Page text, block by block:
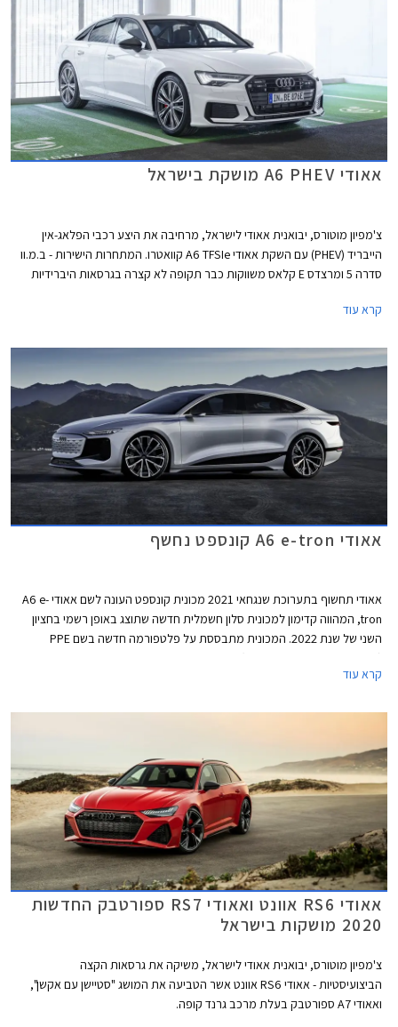
אאודי A6 PHEV מושקת בישראל
צ'מפיון מוטורס, יבואנית אאודי לישראל, מרחיבה את היצע רכבי הפלאג-אין
הייבריד (PHEV) עם השקת אאודי A6 TFSIe קוואטרו. המתחרות הישירות - ב.מ.וו
סדרה 5 ומרצדס E קלאס משווקות כבר תקופה לא קצרה בגרסאות היברידיות
ביחס לגרסאות בנזין מקבילות.
קרא עוד
אאודי A6 e-tron קונספט נחשף
אאודי תחשוף בתערוכת שנגחאי 2021 מכונית קונספט העונה לשם אאודי A6 e-
tron, המהווה קדימון למכונית סלון חשמלית חדשה שתוצג באופן רשמי בחציון
השני של שנת 2022. המכונית מתבססת על פלטפורמה חדשה בשם PPE
שתתחרה בדגמים כגון טסלה מודל S, וברכבי סלון חשמליים נוספים שיגיעו לשוק
קרא עוד
אאודי RS6 אוונט ואאודי RS7 ספורטבק החדשות
2020 מושקות בישראל
צ'מפיון מוטורס, יבואנית אאודי לישראל, משיקה את גרסאות הקצה
הביצועיסטיות - אאודי RS6 אוונט אשר הטביעה את המושג "סטיישן עם אקשן",
ואאודי A7 ספורטבק בעלת מרכב גרנד קופה.